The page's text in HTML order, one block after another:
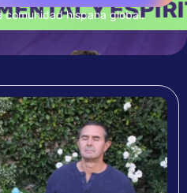
hispana global.